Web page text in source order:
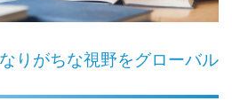
りがちな視野をグローバル